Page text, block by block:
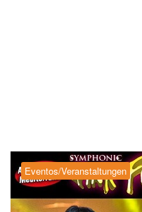
Eventos/Veranstaltungen